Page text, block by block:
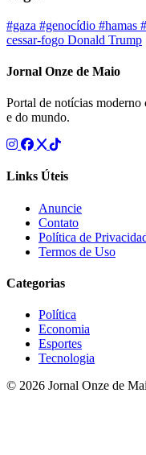
#gaza #genocídio #hamas
cessar-fogo Donald Trump
Jornal Onze de Maio
Portal de notícias
e do mundo.
Links Úteis
Anuncie
Contato
Política de
Termos de Uso
Categorias
Política
Economia
Esportes
Tecnologia
© 2026 Jornal Onze de